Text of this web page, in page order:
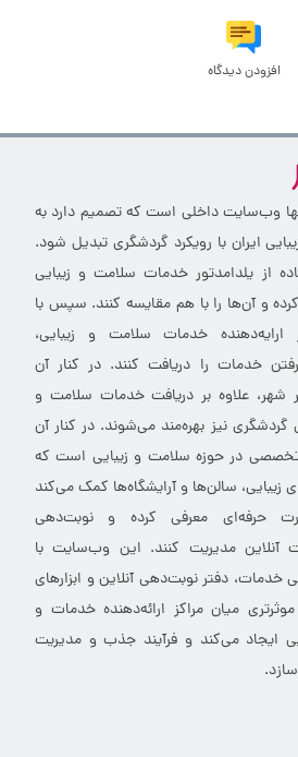
افزودن دیدگاه
وب‌سایت داخلی است که تصمیم دارد به
ایران با رویکرد گردشگری تبدیل شود.
از یلدامدتور خدمات سلامت و زیبایی
و آن‌ها را با هم مقایسه کنند. سپس با
خدمات سلامت و زیبایی،
خدمات را دریافت کنند. در کنار آن
شهر، علاوه بر دریافت خدمات سلامت و
گردشگری نیز بهره‌مند می‌شوند. در کنار آن
در حوزه سلامت و زیبایی است که
زیبایی، سالن‌ها و آرایشگاه‌ها کمک می‌کند
حرفه‌ای معرفی کرده و نوبت‌دهی
آنلاین مدیریت کنند. این وب‌سایت با
خدمات، دفتر نوبت‌دهی آنلاین و ابزارهای
موثرتری میان مراکز ارائه‌دهنده خدمات و
ایجاد می‌کند و فرآیند جذب و مدیریت